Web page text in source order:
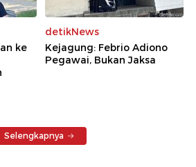
ke
detikNews
Kejagung: Febrio Adiono
Pegawai, Bukan Jaksa
Selengkapnya